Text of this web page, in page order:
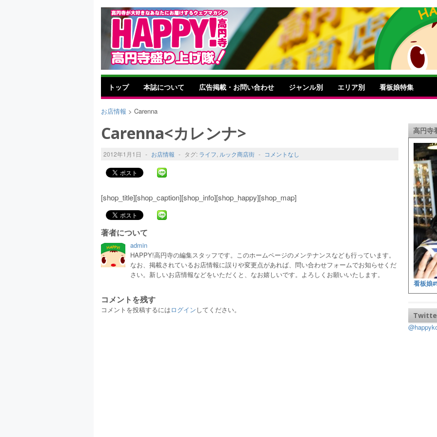
トップ 本誌について 広告掲載・お問い合わせ ジャンル別 エリア別 看板娘特集
お店情報 > Carenna
Carenna<カレンナ>
2012年1月1日 - お店情報 - タグ: ライフ, ルック商店街 - コメントなし
[shop_title][shop_caption][shop_info][shop_happy][shop_map]
著者について
admin
HAPPY!高円寺の編集スタッフです。このホームページのメンテナンスなども行っています。
なお、掲載されているお店情報に誤りや変更点があれば、問い合わせフォームでお知らせくだ
さい。新しいお店情報などをいただくと、なお嬉しいです。よろしくお願いいたします。
コメントを残す
コメントを投稿するにはログインしてください。
高円寺
看板娘